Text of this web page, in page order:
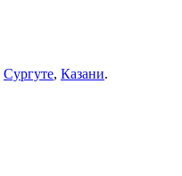
Сургуте, Казани.